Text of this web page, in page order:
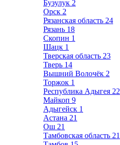
Бузулук 2
Орск 2
Рязанская область 24
Рязань 18
Скопин 1
Шацк 1
Тверская область 23
Тверь 14
Вышний Волочёк 2
Торжок 1
Республика Адыгея 22
Майкоп 9
Адыгейск 1
Астана 21
Ош 21
Тамбовская область 21